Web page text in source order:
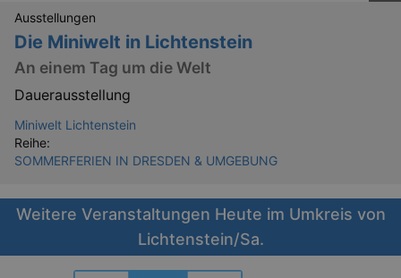
Ausstellungen
Die Miniwelt in Lichtenstein
An einem Tag um die Welt
Dauerausstellung
Miniwelt Lichtenstein
Reihe:
SOMMERFERIEN IN DRESDEN & UMGEBUNG
Weitere Veranstaltungen Heute im Umkreis von
Lichtenstein/Sa.